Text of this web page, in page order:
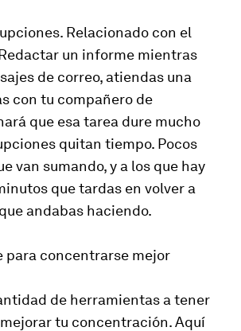
Relacionado con el
un informe mientras
de correo, atiendas una
con tu compañero de
que esa tarea dure mucho
quitan tiempo. Pocos
van sumando, y a los que hay
que tardas en volver a
andabas haciendo.
para concentrarse mejor
de herramientas a tener
tu concentración. Aquí